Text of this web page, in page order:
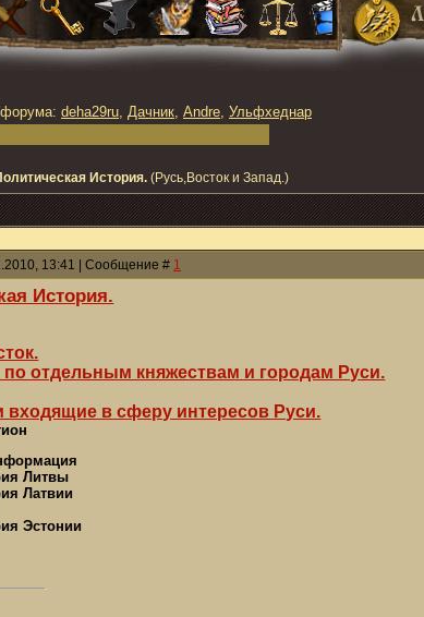
deha29ru, Дачник, Andre, Ульфхеднар
История. (Русь,Восток и Запад.)
13:41 | Сообщение # 1
История.
отдельным княжествам и городам Руси.
входящие в сферу интересов Руси.
Литвы
Латвии
Эстонии